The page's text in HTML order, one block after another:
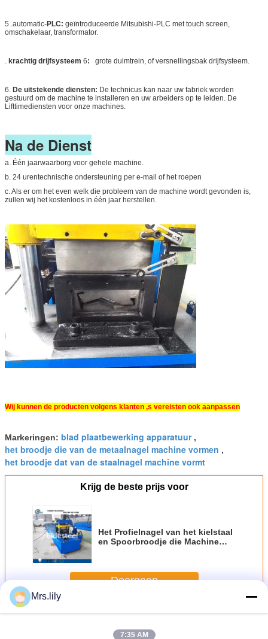
5 .automatic-PLC: geïntroduceerde Mitsubishi-PLC met touch screen,
omschakelaar, transformator.
. krachtig drijfsysteem 6: grote duimtrein, of versnellingsbak drijfsysteem.
6. De uitstekende diensten: De technicus kan naar uw fabriek worden
gestuurd om de machine te installeren en uw arbeiders op te leiden. De
Lifttimediensten voor onze machines.
Na de Dienst
a. Één jaarwaarborg voor gehele machine.
b. 24 urentechnische ondersteuning per e-mail of het roepen
c. Als er om het even welk die probleem van de machine wordt gevonden is,
zullen wij het kostenloos in één jaar herstellen.
Wij kunnen de producten volgens klanten ‚s vereisten ook aanpassen
Markeringen: blad plaatbewerking apparatuur,
het broodje die van de metaalnagel machine vormen ,
het broodje dat van de staalnagel machine vormt
Krijg de beste prijs voor
Het Profielnagel van het kielstaal
en Spoorbroodje die Machine
Doorgaan
MeerStud en track roll vormen machine
Mrs.lily
7:35 AM